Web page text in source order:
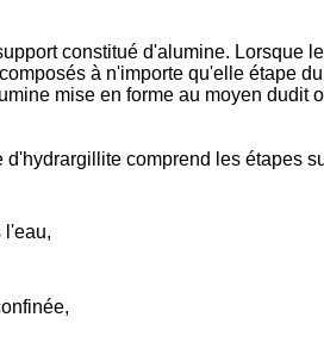
constitué d'alumine. Lorsque
à n'importe qu'elle étape
mise en forme au moyen dudit
comprend les étapes
l'eau,